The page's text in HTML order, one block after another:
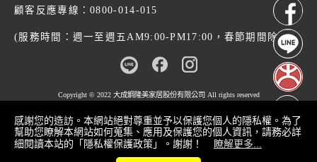
顧客反應專線：0800-014-015
(服務時間：週一至週五AM9:00-PM17:00，春節期間除外)
Copyright © 2022 大成鋼隆美家居股份有限公司 All rights reserved
感謝您的造訪。本網站絕對尊重並予以保護您個人的隱私權。為了
幫助您瞭解本網站如何蒐集、應用及保護您的個人資訊，請務必詳
細閱讀本站的「隱私權保護政策」。謝謝！
瞭解更多...